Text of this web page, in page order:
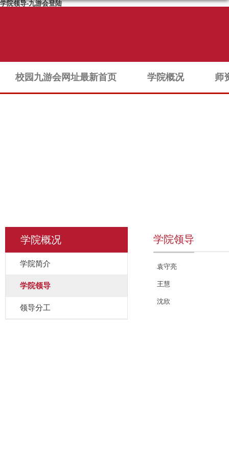
学院领导-九游会登陆
校园九游会网址最新首页 学院概况 师
学院概况
学院简介
学院领导
领导分工
学院领导
袁守亮
王慧
沈欣